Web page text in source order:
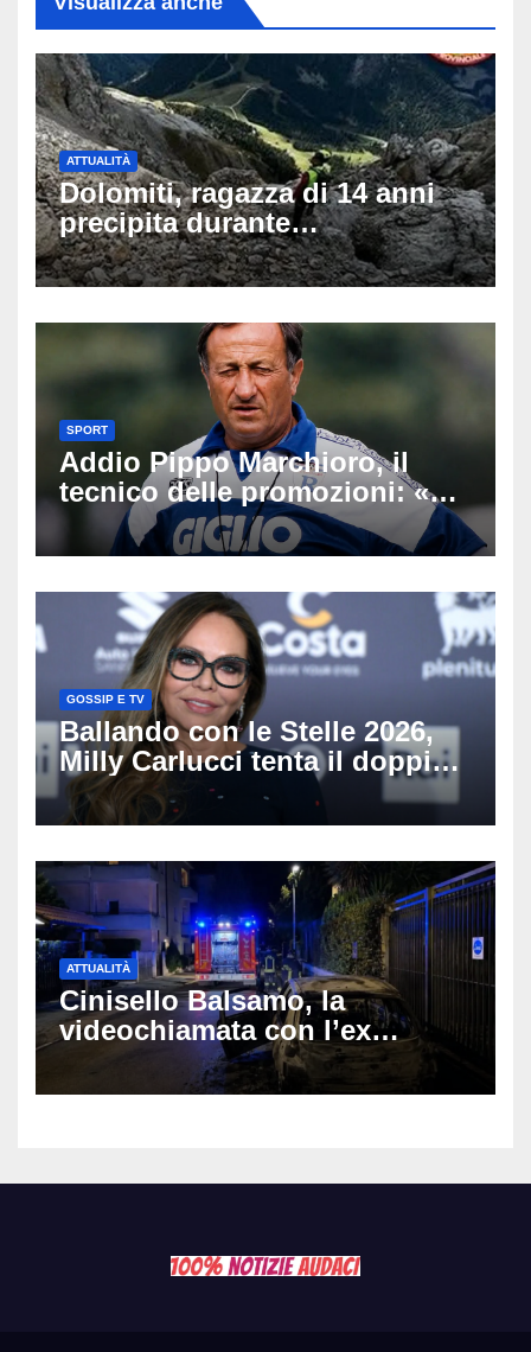
ATTUALITÀ
Dolomiti, ragazza di 14 anni
precipita durante
un’escursione: tragedia sul
Latemar davanti alla famiglia
SPORT
Addio Pippo Marchioro, il
tecnico delle promozioni: «Ha
scritto pagine indimenticabili
del nostro calcio»
GOSSIP E TV
Ballando con le Stelle 2026,
Milly Carlucci tenta il doppio
colpo: tra i papabili Ornella
Muti e Monica Guerritore
ATTUALITÀ
Cinisello Balsamo, la
videochiamata con l’ex
fidanzata e il dramma: 35enne
lotta tra la vita e la morte